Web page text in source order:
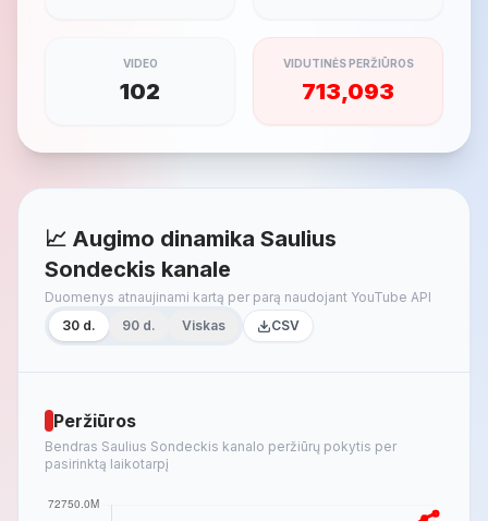
VIDEO
102
VIDUTINĖS PERŽIŪROS
713,093
📈 Augimo dinamika Saulius
Sondeckis kanale
Duomenys atnaujinami kartą per parą naudojant YouTube API
30 d.
90 d. Viskas CSV
Peržiūros
Bendras Saulius Sondeckis kanalo peržiūrų pokytis per
pasirinktą laikotarpį